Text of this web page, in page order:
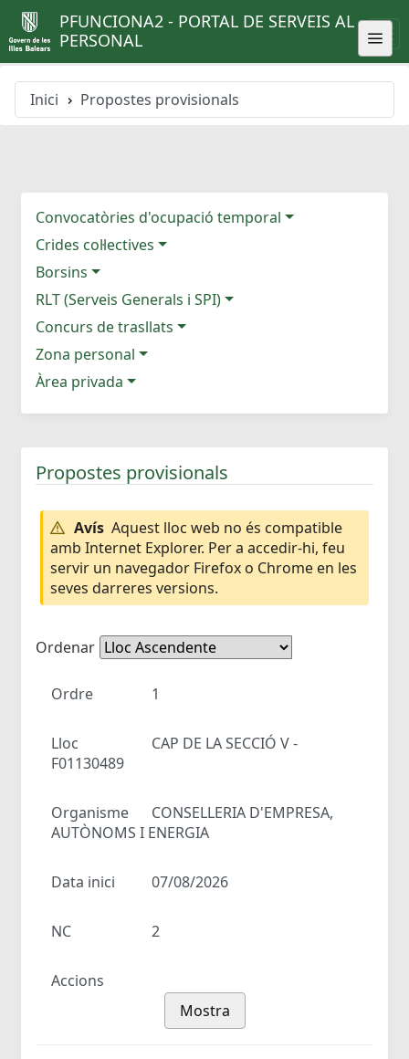
PFUNCIONA2 - PORTAL DE SERVEIS AL
PERSONAL
Inici Propostes provisionals
Convocatòries d'ocupació temporal
Crides col·lectives
Borsins
RLT (Serveis Generals i SPI)
Concurs de trasllats
Zona personal
Àrea privada
Propostes provisionals
Avís Aquest lloc web no és compatible
amb Internet Explorer. Per a accedir-hi, feu
servir un navegador Firefox o Chrome en les
seves darreres versions.
Ordenar
Ordre 1
Lloc
CAP DE LA SECCIÓ V -
F01130489
Organisme
CONSELLERIA D'EMPRESA,
AUTÒNOMS I ENERGIA
Data inici 07/08/2026
NC 2
Accions
Mostra